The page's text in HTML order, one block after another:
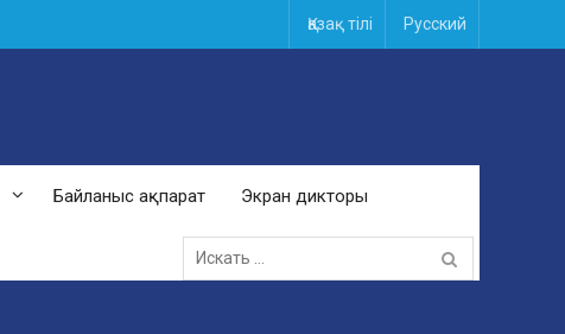
Қазақ тілі Русский
Байланыс ақпарат Экран дикторы
Поиск
для: